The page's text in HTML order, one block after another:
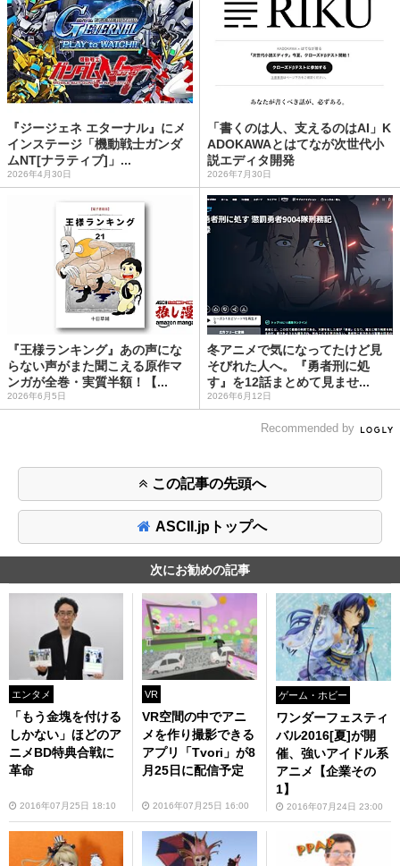
『ジージェネ エターナル』にメ
インステージ「機動戦士ガンダ
ムNT[ナラティブ]」...
2026年4月30日
「書くのは人、支えるのはAI」K
ADOKAWAとはてなが次世代小
説エディタ開発
2026年7月30日
『王様ランキング』あの声にな
らない声がまた聞こえる原作マ
ンガが全巻・実質半額！【...
2026年6月5日
冬アニメで気になってたけど見
そびれた人へ。『勇者刑に処
す』を12話まとめて見ませ...
2026年6月12日
Recommended by
この記事の先頭へ
ASCII.jpトップへ
次にお勧めの記事
エンタメ
「もう金塊を付ける
しかない」ほどのア
ニメBD特典合戦に
革命
2016年07月25日 18:10
VR
VR空間の中でアニ
メを作り撮影できる
アプリ「Tvori」が8
月25日に配信予定
2016年07月25日 16:00
ゲーム・ホビー
ワンダーフェスティ
バル2016[夏]が開
催、強いアイドル系
アニメ【企業その
1】
2016年07月24日 23:00